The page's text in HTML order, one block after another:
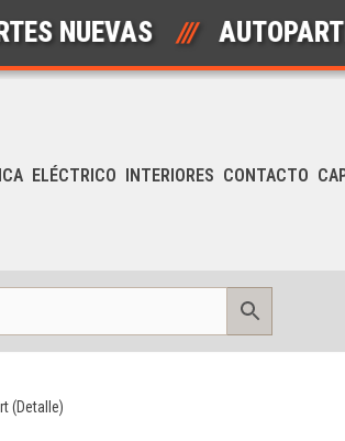
/// AUTOPARTES
ELÉCTRICO INTERIORES CONTACTO
(Detalle)